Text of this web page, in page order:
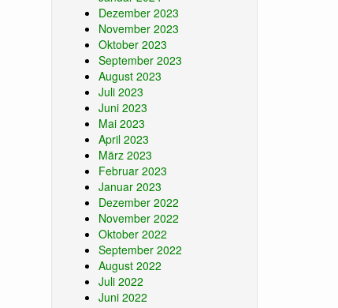
Dezember 2023
November 2023
Oktober 2023
September 2023
August 2023
Juli 2023
Juni 2023
Mai 2023
April 2023
März 2023
Februar 2023
Januar 2023
Dezember 2022
November 2022
Oktober 2022
September 2022
August 2022
Juli 2022
Juni 2022